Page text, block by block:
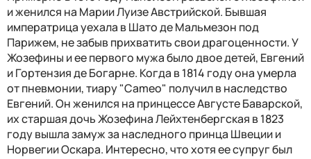
и женился на Марии Луизе Австрийской. Бывшая
императрица уехала в Шато де Мальмезон под
Парижем, не забыв прихватить свои драгоценности. У
Жозефины и ее первого мужа было двое детей, Евгений
и Гортензия де Богарне. Когда в 1814 году она умерла
от пневмонии, тиару "Cameo" получил в наследство
Евгений. Он женился на принцессе Августе Баварской,
их старшая дочь Жозефина Лейхтенбергская в 1823
году вышла замуж за наследного принца Швеции и
Норвегии Оскара. Интересно, что хотя ее супруг был